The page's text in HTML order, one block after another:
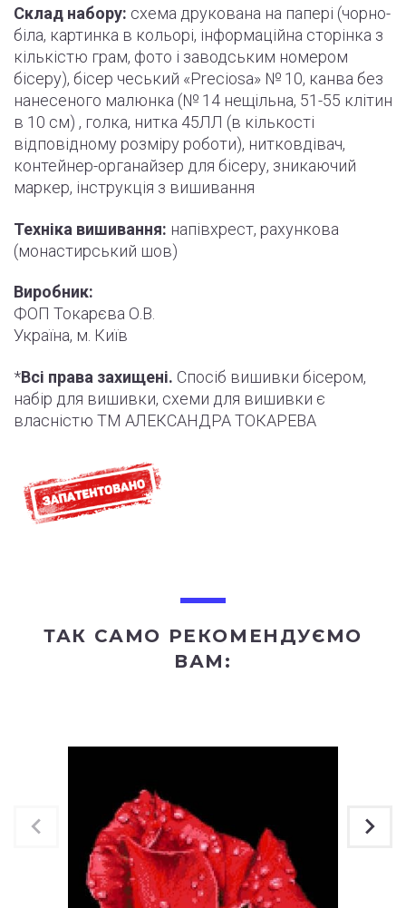
Склад набору: схема друкована на папері (чорно-
біла, картинка в кольорі, інформаційна сторінка з
кількістю грам, фото і заводським номером
бісеру), бісер чеський «Preciosa» № 10, канва без
нанесеного малюнка (№ 14 нещільна, 51-55 клітин
в 10 см) , голка, нитка 45ЛЛ (в кількості
відповідному розміру роботи), нитковдівач,
контейнер-органайзер для бісеру, зникаючий
маркер, інструкція з вишивання
Техніка вишивання: напівхрест, рахункова
(монастирський шов)
Виробник:
ФОП Токарєва О.В.
Україна, м. Київ
*Всі права захищені. Спосіб вишивки бісером,
набір для вишивки, схеми для вишивки є
власністю ТМ АЛЕКСАНДРА ТОКАРЕВА
ТАК САМО РЕКОМЕНДУЄМО
ВАМ: